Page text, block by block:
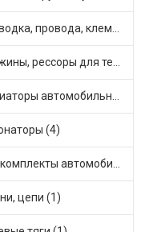
Проводка, провода, клеммы и разъемы (3)
Пружины, рессоры для техники (2)
Радиаторы автомобильные (10)
(4)
Ремкомплекты автомобильные (7)
цепи (1)